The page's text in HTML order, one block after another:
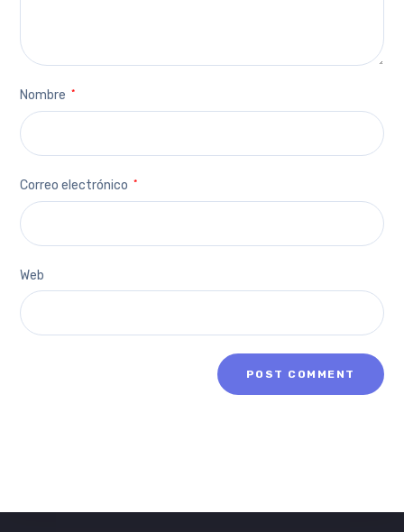
Nombre *
Correo electrónico *
Web